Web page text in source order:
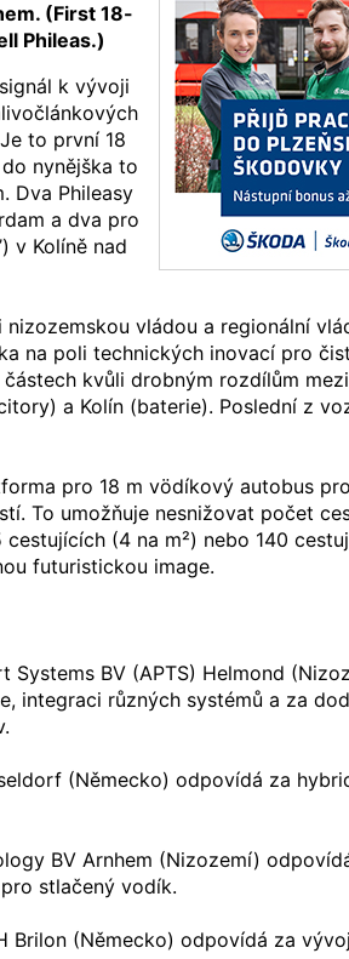
(First 18-
Phileas.)
k vývoji
to první 18
nynějška to
Dva Phileasy
a dva pro
v Kolíně nad
vládou a regionální
na poli technických inovací pro
kvůli drobným rozdílům
a Kolín (baterie). Poslední z
pro 18 m vödíkový autobus
To umožňuje nesnižovat počet
cestujících (4 na m²) nebo 140
futuristickou image.
Systems BV (APTS) Helmond
integraci různých systémů a za
(Německo) odpovídá za
BV Arnhem (Nizozemí)
stlačený vodík.
Brilon (Německo) odpovídá za